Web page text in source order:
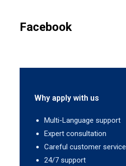
Facebook
Why apply with us
Multi-Language support
Expert consultation
Careful customer service
24/7 support